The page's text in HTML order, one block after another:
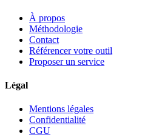
À propos
Méthodologie
Contact
Référencer votre outil
Proposer un service
Légal
Mentions légales
Confidentialité
CGU